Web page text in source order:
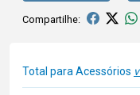
Compartilhe:
Total para Acessórios